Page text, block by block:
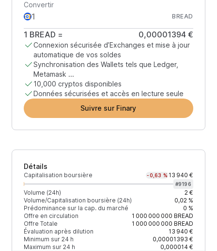
Convertir
BREAD
1 BREAD = 0,00001394 €
Connexion sécurisée d’Exchanges et mise à jour
automatique de vos soldes
Synchronisation des Wallets tels que Ledger,
Metamask ...
10,000 cryptos disponibles
Données sécurisées et accès en lecture seule
Suivre sur Finary
Détails
Capitalisation boursière -0,63 % 13 940 €
#9196
Volume (24h)
2 €
Volume/Capitalisation boursière (24h)
0,02 %
Prédominance sur la cap. du marché
0 %
Offre en circulation
1 000 000 000 BREAD
Offre Totale
1 000 000 000 BREAD
Évaluation après dilution
13 940 €
Minimum sur 24 h
0,00001393 €
Maximum sur 24 h
0,000014 €